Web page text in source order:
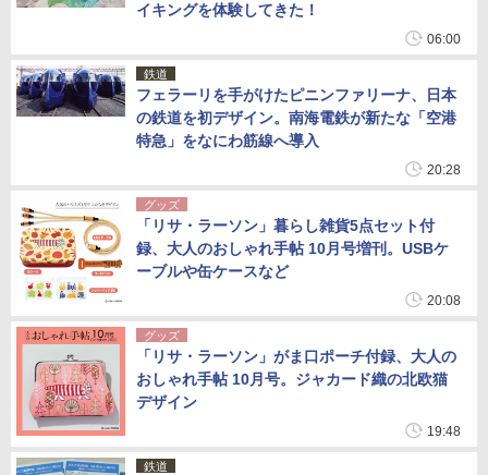
イキングを体験してきた！
06:00
鉄道
フェラーリを手がけたピニンファリーナ、日本
の鉄道を初デザイン。南海電鉄が新たな「空港
特急」をなにわ筋線へ導入
20:28
グッズ
「リサ・ラーソン」暮らし雑貨5点セット付
録、大人のおしゃれ手帖 10月号増刊。USBケ
ーブルや缶ケースなど
20:08
グッズ
「リサ・ラーソン」がま口ポーチ付録、大人の
おしゃれ手帖 10月号。ジャカード織の北欧猫
デザイン
19:48
鉄道